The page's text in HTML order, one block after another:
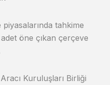
tahkime
öne çıkan çerçeve
Kuruluşları Birliği